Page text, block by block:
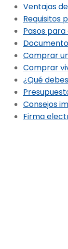
Ventajas
Requisitos
Pasos
Comprar
Comprar
¿Qué
Consejos
Firma